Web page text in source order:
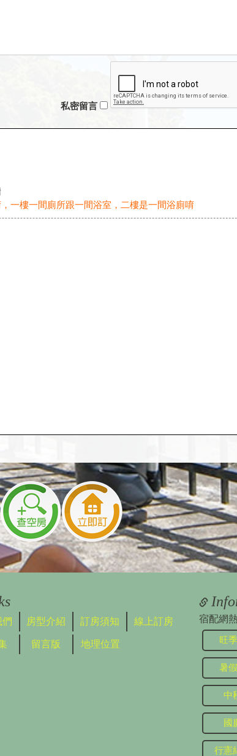
私密留言
一樓一間廁所跟一間浴室，二樓是一間浴廁唷
們 房型介紹 訂房須知 線上訂房
留言版 地理位置
宿配網
旺
暑
中
國
行憲